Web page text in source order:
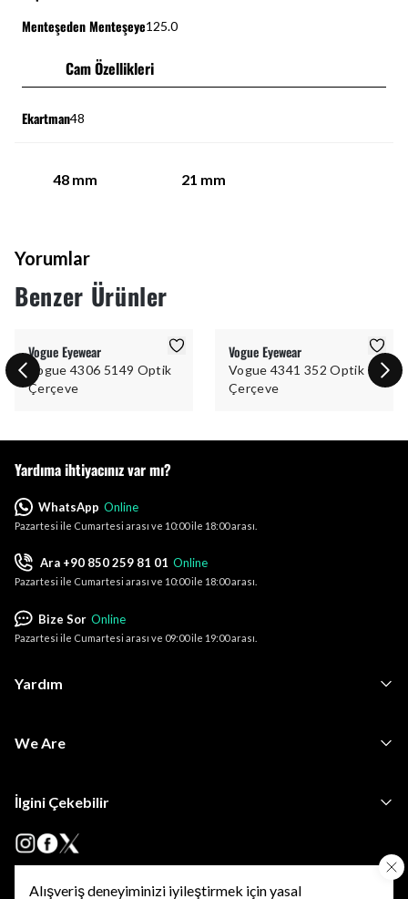
Alışveriş deneyiminizi iyileştirmek için yasal
Menteşeden Menteşeye125.0
Cam Özellikleri
Ekartman48
48 mm 21 mm
Yorumlar
Benzer Ürünler
Vogue Eyewear
Vogue 4306 5149 Optik
Çerçeve
Vogue Eyewear
Vogue 4341 352 Optik
Çerçeve
Yardım
We Are
İlgini Çekebilir
Yardıma ihtiyacınız var mı?
WhatsApp Online
Pazartesi ile Cumartesi arası ve 10:00 ile 18:00 arası.
Ara +90 850 259 81 01 Online
Pazartesi ile Cumartesi arası ve 10:00 ile 18:00 arası.
Bize Sor Online
Pazartesi ile Cumartesi arası ve 09:00 ile 19:00 arası.
Kişisel Verilerin Korunması KVKK Başvuru ve Bilgi Talep Formu